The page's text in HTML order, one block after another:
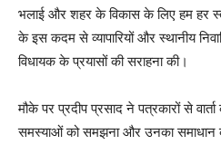
भलाई और शहर के विकास के लिए हम हर
के इस कदम से व्यापारियों और स्थानीय
विधायक के प्रयासों की सराहना की।
मौके पर प्रदीप प्रसाद ने पत्रकारों से
समस्याओं को समझना और उनका समाधान